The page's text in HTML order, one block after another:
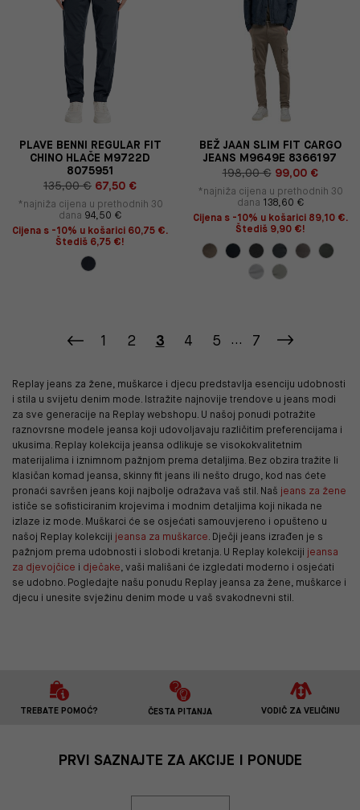
PLAVE BENNI REGULAR FIT
CHINO HLAČE M9722D
8075951
135,00 € 67,50 €
*najniža cijena u prethodnih 30
dana 94,50 €
Cijena s -10% u košarici 60,75 €.
Štediš 6,75 €!
BEŽ JAAN SLIM FIT CARGO
JEANS M9649E 8366197
198,00 € 99,00 €
*najniža cijena u prethodnih 30
dana 138,60 €
Cijena s -10% u košarici 89,10 €.
Štediš 9,90 €!
1 2 3 4 5 ... 7
Replay jeans za žene, muškarce i djecu predstavlja esenciju udobnosti
i stila u svijetu denim mode. Istražite najnovije trendove u jeans modi
za sve generacije na Replay webshopu. U našoj ponudi potražite
raznovrsne modele jeansa koji udovoljavaju različitim preferencijama i
ukusima. Replay kolekcija jeansa odlikuje se visokokvalitetnim
materijalima i iznimnom pažnjom prema detaljima. Bez obzira tražite li
klasičan komad jeansa, skinny fit jeans ili nešto drugo, kod nas ćete
pronaći savršen jeans koji najbolje odražava vaš stil. Naš jeans za žene
ističe se sofisticiranim krojevima i modnim detaljima koji nikada ne
izlaze iz mode. Muškarci će se osjećati samouvjereno i opušteno u
našoj Replay kolekciji jeansa za muškarce. Dječji jeans izrađen je s
pažnjom prema udobnosti i slobodi kretanja. U Replay kolekciji jeansa
za djevojčice i dječake, vaši mališani će izgledati moderno i osjećati
se udobno. Pogledajte našu ponudu Replay jeansa za žene, muškarce i
djecu i unesite svježinu denim mode u vaš svakodnevni stil.
TREBATE POMOĆ? ČESTA PITANJA VODIČ ZA VELIČINU
PRVI SAZNAJTE ZA AKCIJE I PONUDE